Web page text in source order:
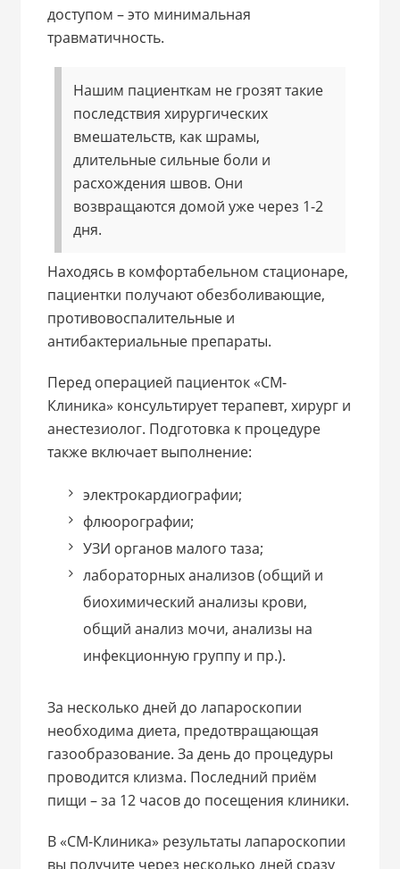
доступом – это минимальная
травматичность.
Нашим пациенткам не грозят такие
последствия хирургических
вмешательств, как шрамы,
длительные сильные боли и
расхождения швов. Они
возвращаются домой уже через 1-2
дня.
Находясь в комфортабельном стационаре,
пациентки получают обезболивающие,
противовоспалительные и
антибактериальные препараты.
Перед операцией пациенток «СМ-
Клиника» консультирует терапевт, хирург и
анестезиолог. Подготовка к процедуре
также включает выполнение:
электрокардиографии;
флюорографии;
УЗИ органов малого таза;
лабораторных анализов (общий и
биохимический анализы крови,
общий анализ мочи, анализы на
инфекционную группу и пр.).
За несколько дней до лапароскопии
необходима диета, предотвращающая
газообразование. За день до процедуры
проводится клизма. Последний приём
пищи – за 12 часов до посещения клиники.
В «СМ-Клиника» результаты лапароскопии
вы получите через несколько дней сразу